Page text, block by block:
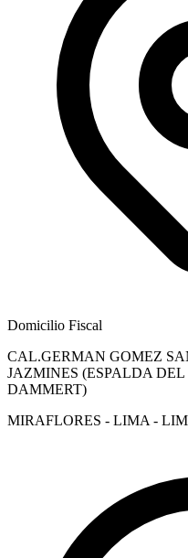
Domicilio Fiscal
CAL.GERMAN GOMEZ
JAZMINES (ESPALDA
DAMMERT)
MIRAFLORES - LIMA -